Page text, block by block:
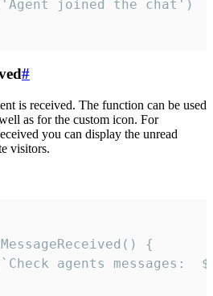
#
is received. The function can be used
as for the custom icon. For
you can display the unread
visitors.
{